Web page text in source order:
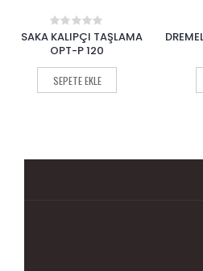
0
out
of
5
DREMEL VERSAFLAME GAZLI
HAVYA 2200
SEPETE EKLE